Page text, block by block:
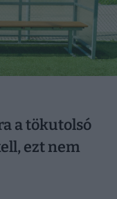
a tökutolsó
ezt nem